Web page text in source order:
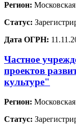
Регион:
Статус:
Дата ОГРН:
Частное
проектов
культуре"
Регион:
Статус: